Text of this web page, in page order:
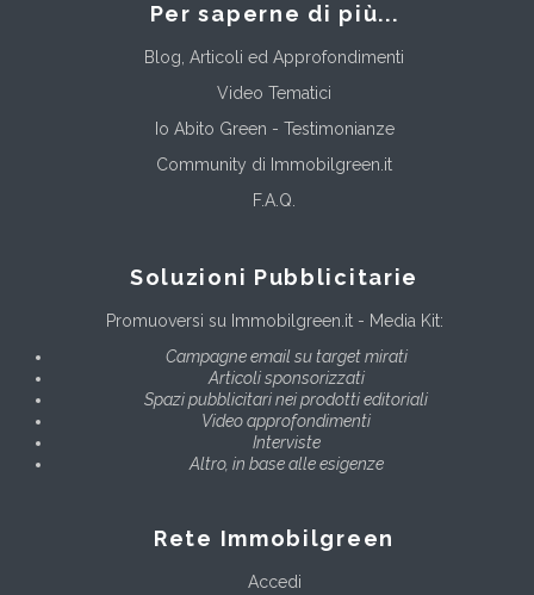
Per saperne di più...
Blog, Articoli ed Approfondimenti
Video Tematici
Io Abito Green - Testimonianze
Community di Immobilgreen.it
F.A.Q.
Soluzioni Pubblicitarie
Promuoversi su Immobilgreen.it - Media Kit:
Campagne email su target mirati
Articoli sponsorizzati
Spazi pubblicitari nei prodotti editoriali
Video approfondimenti
Interviste
Altro, in base alle esigenze
Rete Immobilgreen
Accedi